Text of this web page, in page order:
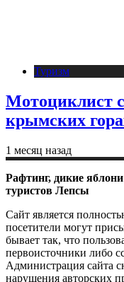
Туризм
Мотоциклист
крымских
1 месяц назад
Рафтинг, дикие
туристов Лепсы
Сайт является
посетители могут
бывает так, что
первоисточники либо
Администрация сайта
нарушения авторских